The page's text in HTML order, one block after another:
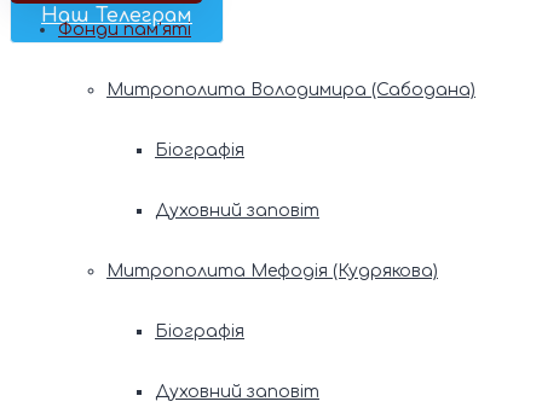
Наш Телеграм
Фонди пам’яті
Митрополита Володимира (Сабодана)
Біографія
Духовний заповіт
Митрополита Мефодія (Кудрякова)
Біографія
Духовний заповіт